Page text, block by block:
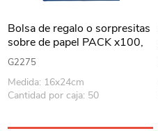
Bolsa de regalo o sorpresitas
sobre de papel PACK x100,
varios colores
G2275
Medida: 16x24cm
Cantidad por caja: 50